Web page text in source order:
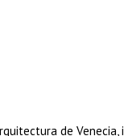
de Venecia,